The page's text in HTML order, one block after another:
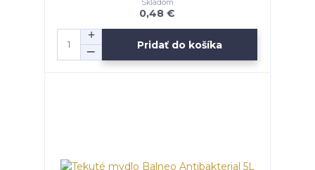
0,48 €
Skladom
Pridať do košíka